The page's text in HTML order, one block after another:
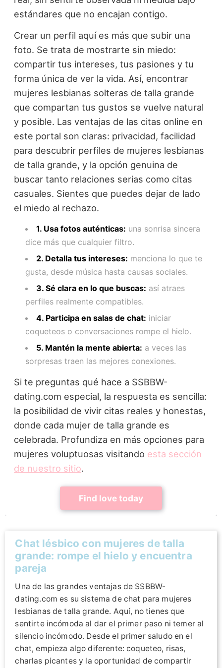
estándares que no encajan contigo.
Crear un perfil aquí es más que subir una
foto. Se trata de mostrarte sin miedo:
compartir tus intereses, tus pasiones y tu
forma única de ver la vida. Así, encontrar
mujeres lesbianas solteras de talla grande
que compartan tus gustos se vuelve natural
y posible. Las ventajas de las citas online en
este portal son claras: privacidad, facilidad
para descubrir perfiles de mujeres lesbianas
de talla grande, y la opción genuina de
buscar tanto relaciones serias como citas
casuales. Sientes que puedes dejar de lado
el miedo al rechazo.
1. Usa fotos auténticas: una sonrisa sincera
dice más que cualquier filtro.
2. Detalla tus intereses: menciona lo que te
gusta, desde música hasta causas sociales.
3. Sé clara en lo que buscas: así atraes
perfiles realmente compatibles.
4. Participa en salas de chat: iniciar
coqueteos o conversaciones rompe el hielo.
5. Mantén la mente abierta: a veces las
sorpresas traen las mejores conexiones.
Si te preguntas qué hace a SSBBW-
dating.com especial, la respuesta es sencilla:
la posibilidad de vivir citas reales y honestas,
donde cada mujer de talla grande es
celebrada. Profundiza en más opciones para
mujeres voluptuosas visitando esta sección
de nuestro sitio.
Find love today
Chat lésbico con mujeres de talla
grande: rompe el hielo y encuentra
pareja
Una de las grandes ventajas de SSBBW-
dating.com es su sistema de chat para mujeres
lesbianas de talla grande. Aquí, no tienes que
sentirte incómoda al dar el primer paso ni temer al
silencio incómodo. Desde el primer saludo en el
chat, empieza algo diferente: coqueteo, risas,
charlas picantes y la oportunidad de compartir